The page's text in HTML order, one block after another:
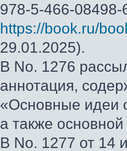
978-5-466-
https://book.ru/
29.01.2025).
В No. 1276
аннотация,
«Основные идеи
а также
В No. 1277 от 14